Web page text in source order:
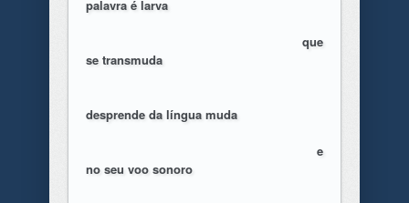
palavra é larva
que
se transmuda
desprende da língua muda
e
no seu voo sonoro